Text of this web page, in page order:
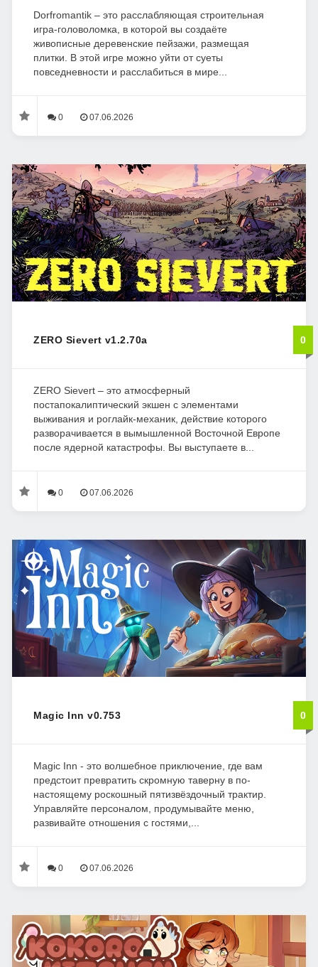
Dorfromantik – это расслабляющая строительная
игра-головоломка, в которой вы создаёте
живописные деревенские пейзажи, размещая
плитки. В этой игре можно уйти от суеты
повседневности и расслабиться в мире...
0 07.06.2026
ZERO Sievert v1.2.70a 0
ZERO Sievert – это атмосферный
постапокалиптический экшен с элементами
выживания и роглайк-механик, действие которого
разворачивается в вымышленной Восточной Европе
после ядерной катастрофы. Вы выступаете в...
0 07.06.2026
Magic Inn v0.753 0
Magic Inn - это волшебное приключение, где вам
предстоит превратить скромную таверну в по-
настоящему роскошный пятизвёздочный трактир.
Управляйте персоналом, продумывайте меню,
развивайте отношения с гостями,...
0 07.06.2026